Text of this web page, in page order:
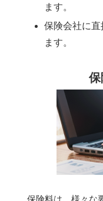
ます。
保険会社に
ます。
保